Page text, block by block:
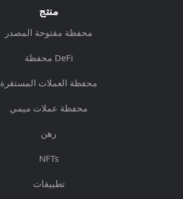
منتج
محفظة مفتوحة المصدر
محفظة DeFi
محفظة العملات المستقرة
محفظة عملات ميمي
رهن
NFTs
تطبيقات